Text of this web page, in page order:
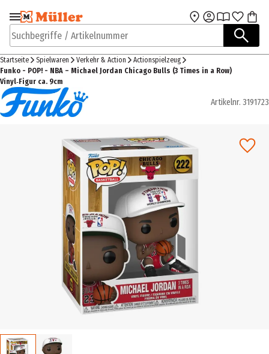
Zur Navigation
springen
Zum Hauptinhalt
Suchbegriffe / Artikelnummer
Startseite Spielwaren Verkehr & Action
Actionspielzeug
Funko - POP! - NBA – Michael Jordan Chicago Bulls (3 Times in a Row)
Vinyl‑Figur ca. 9cm
Artikelnr. 3191723